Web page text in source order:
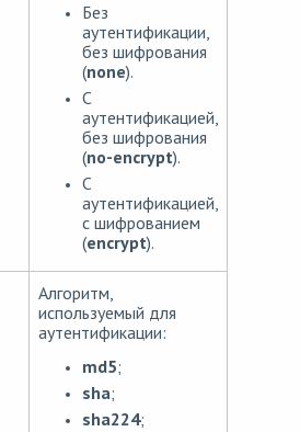
Без
аутентификации,
без шифрования
(none).
С
аутентификацией,
без шифрования
(no-encrypt).
С
аутентификацией,
с шифрованием
(encrypt).
Алгоритм,
используемый для
аутентификации:
md5;
sha;
sha224;